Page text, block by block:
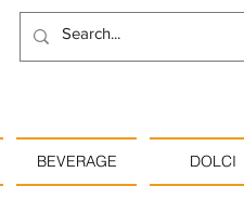
BEVERAGE DOLCI